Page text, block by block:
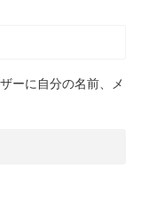
ーに自分の名前、メ